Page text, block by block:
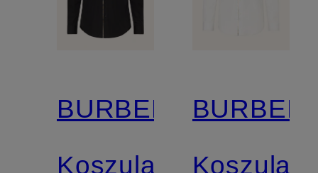
BURBERRY
Koszula
Koszula